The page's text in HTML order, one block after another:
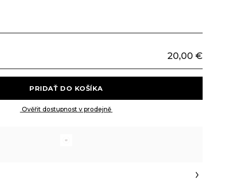
20,00 €
Ověřit dostupnost v prodejně